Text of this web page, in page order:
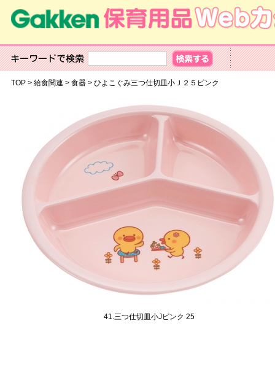
TOP> 給食関連 > 食器> ひよこぐみ三つ仕切皿小Ｊ２５ピンク
41.三つ仕切皿小Jピンク 25